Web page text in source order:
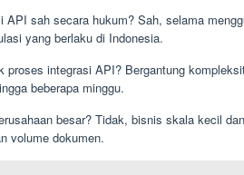
sah secara hukum? Sah, selama
yang berlaku di Indonesia.
proses integrasi API? Bergantung
beberapa minggu.
besar? Tidak, bisnis skala kecil
volume dokumen.